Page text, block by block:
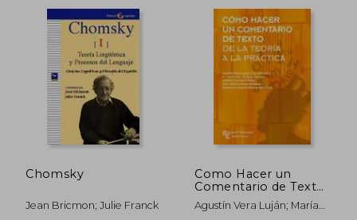
dcto. S/ 55,05 dcto. S/
Chomsky
Jean Bricmon; Julie Franck
Como Hacer un
Comentario de Texto:
De la Teoria a la
Practica
Agustín Vera Luján; María